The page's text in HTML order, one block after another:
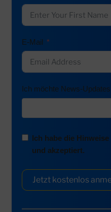
E-Mail
Ich möchte News-
Ich habe die Hinweise
und akzeptiert.
Jetzt kostenlos